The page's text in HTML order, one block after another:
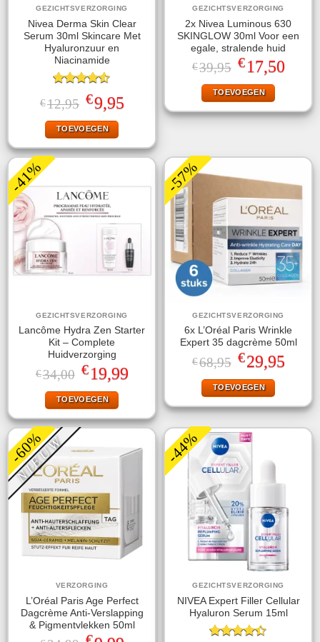
GEZICHTSVERZORGING
Nivea Derma Skin Clear
Serum 30ml Skincare Met
Hyaluronzuur en
Niacinamide
Gewaardeerd
4.50uit 5
€12,95 Oorspronkelijke
prijs
was:
€12,95.
€9,95Huidige
prijs
TOEVOEGEN
GEZICHTSVERZORGING
2x Nivea Luminous 630
SKINGLOW 30ml Voor een
egale, stralende huid
€39,95 Oorspronkelijke
prijs
was:
€39,95.
€17,50Huidige
prijs
TOEVOEGEN
-41%
GEZICHTSVERZORGING
Lancôme Hydra Zen Starter
Kit – Complete
Huidverzorging
€34,00 Oorspronkelijke
prijs
was:
€34,00.
€19,99Huidige
prijs
TOEVOEGEN
-57%
GEZICHTSVERZORGING
6x L’Oréal Paris Wrinkle
Expert 35 dagcrème 50ml
€68,95 Oorspronkelijke
prijs
was:
€68,95.
€29,95Huidige
prijs
TOEVOEGEN
-60%
NIEUW
VERZORGING
L’Oréal Paris Age Perfect
Dagcrème Anti-Verslapping
& Pigmentvlekken 50ml
Oorspronkelijke
Huidige
-44%
GEZICHTSVERZORGING
NIVEA Expert Filler Cellular
Hyaluron Serum 15ml